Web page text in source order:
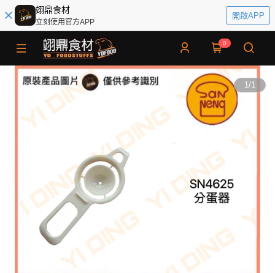
翊鼎食材
立刻使用官方APP
開啟APP
0
1/1